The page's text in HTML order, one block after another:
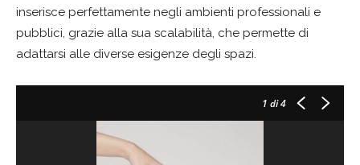
inserisce perfettamente negli ambienti professionali e
pubblici, grazie alla sua scalabilità, che permette di
adattarsi alle diverse esigenze degli spazi.
1 di 4